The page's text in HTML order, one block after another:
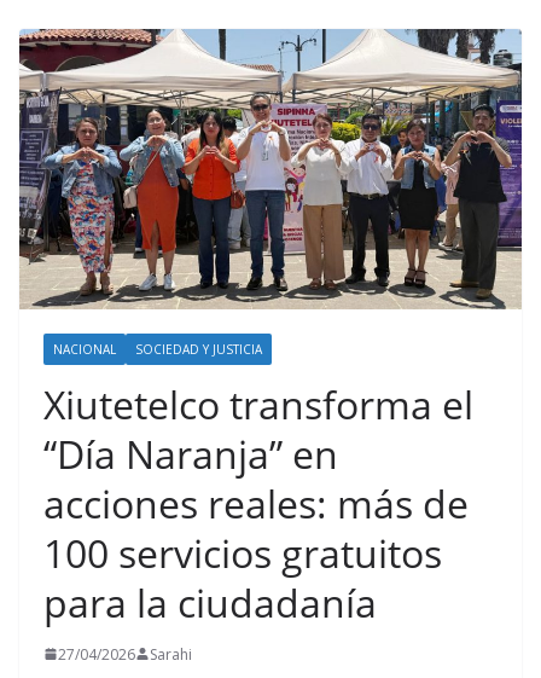
NACIONAL SOCIEDAD Y JUSTICIA
Xiutetelco transforma el
“Día Naranja” en
acciones reales: más de
100 servicios gratuitos
para la ciudadanía
27/04/2026 Sarahi